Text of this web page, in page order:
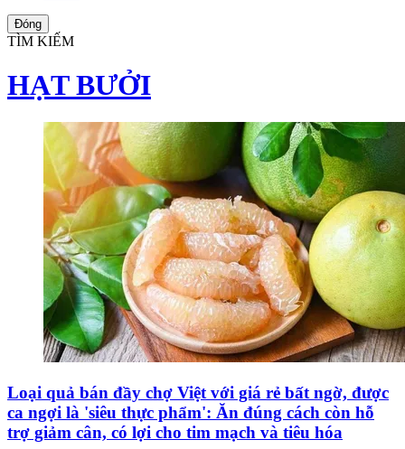
Đóng
TÌM KIẾM
HẠT BƯỞI
Loại quả bán đầy chợ Việt với giá rẻ bất ngờ, được
ca ngợi là 'siêu thực phẩm': Ăn đúng cách còn hỗ
trợ giảm cân, có lợi cho tim mạch và tiêu hóa